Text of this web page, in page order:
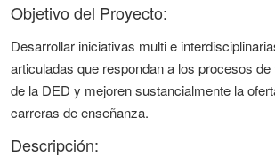
Objetivo del Proyecto:
Desarrollar iniciativas multi e
articuladas que respondan a los procesos
de la DED y mejoren sustancialmente la
carreras de enseñanza.
Descripción: